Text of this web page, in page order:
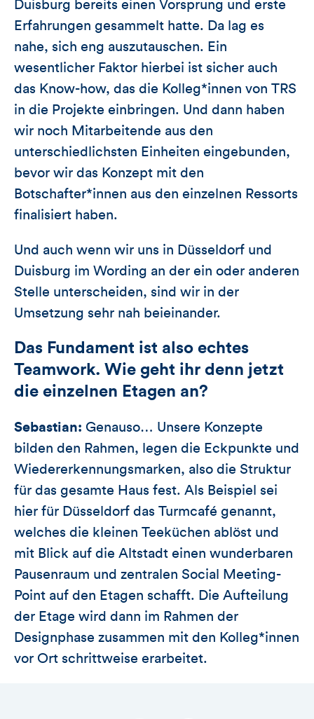
Duisburg bereits einen Vorsprung und erste
Erfahrungen gesammelt hatte. Da lag es
nahe, sich eng auszutauschen. Ein
wesentlicher Faktor hierbei ist sicher auch
das Know-how, das die Kolleg*innen von TRS
in die Projekte einbringen. Und dann haben
wir noch Mitarbeitende aus den
unterschiedlichsten Einheiten eingebunden,
bevor wir das Konzept mit den
Botschafter*innen aus den einzelnen Ressorts
finalisiert haben.
Und auch wenn wir uns in Düsseldorf und
Duisburg im Wording an der ein oder anderen
Stelle unterscheiden, sind wir in der
Umsetzung sehr nah beieinander.
Das Fundament ist also echtes
Teamwork. Wie geht ihr denn jetzt
die einzelnen Etagen an?
Sebastian: Genauso… Unsere Konzepte
bilden den Rahmen, legen die Eckpunkte und
Wiedererkennungsmarken, also die Struktur
für das gesamte Haus fest. Als Beispiel sei
hier für Düsseldorf das Turmcafé genannt,
welches die kleinen Teeküchen ablöst und
mit Blick auf die Altstadt einen wunderbaren
Pausenraum und zentralen Social Meeting-
Point auf den Etagen schafft. Die Aufteilung
der Etage wird dann im Rahmen der
Designphase zusammen mit den Kolleg*innen
vor Ort schrittweise erarbeitet.